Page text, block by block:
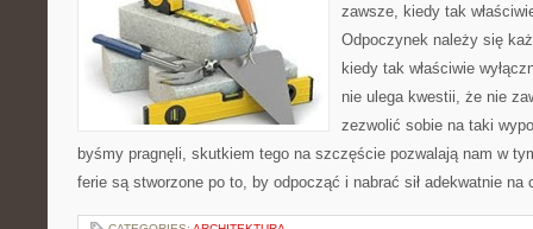
zawsze, kiedy tak
Odpoczynek należy się
kiedy tak właściwie
nie ulega kwestii, że nie
zezwolić sobie na taki
byśmy pragnęli, skutkiem tego na szczęście pozwalają nam w
ferie są stworzone po to, by odpocząć i nabrać sił adekwatnie na